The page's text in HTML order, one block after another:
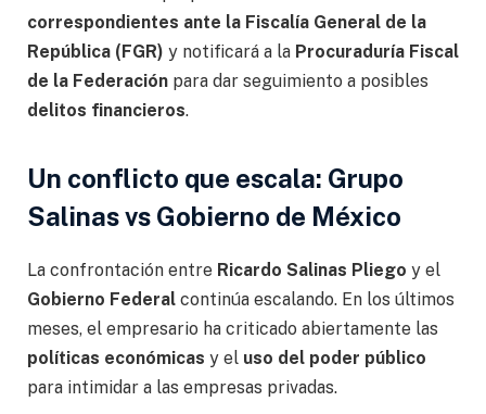
correspondientes ante la Fiscalía General de la
República (FGR) y notificará a la Procuraduría Fiscal
de la Federación para dar seguimiento a posibles
delitos financieros.
Un conflicto que escala: Grupo
Salinas vs Gobierno de México
La confrontación entre Ricardo Salinas Pliego y el
Gobierno Federal continúa escalando. En los últimos
meses, el empresario ha criticado abiertamente las
políticas económicas y el uso del poder público
para intimidar a las empresas privadas.